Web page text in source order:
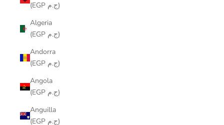
(EGP ج.م)
Algeria
(EGP ج.م)
Andorra
(EGP ج.م)
Angola
(EGP ج.م)
Anguilla
(EGP ج.م)